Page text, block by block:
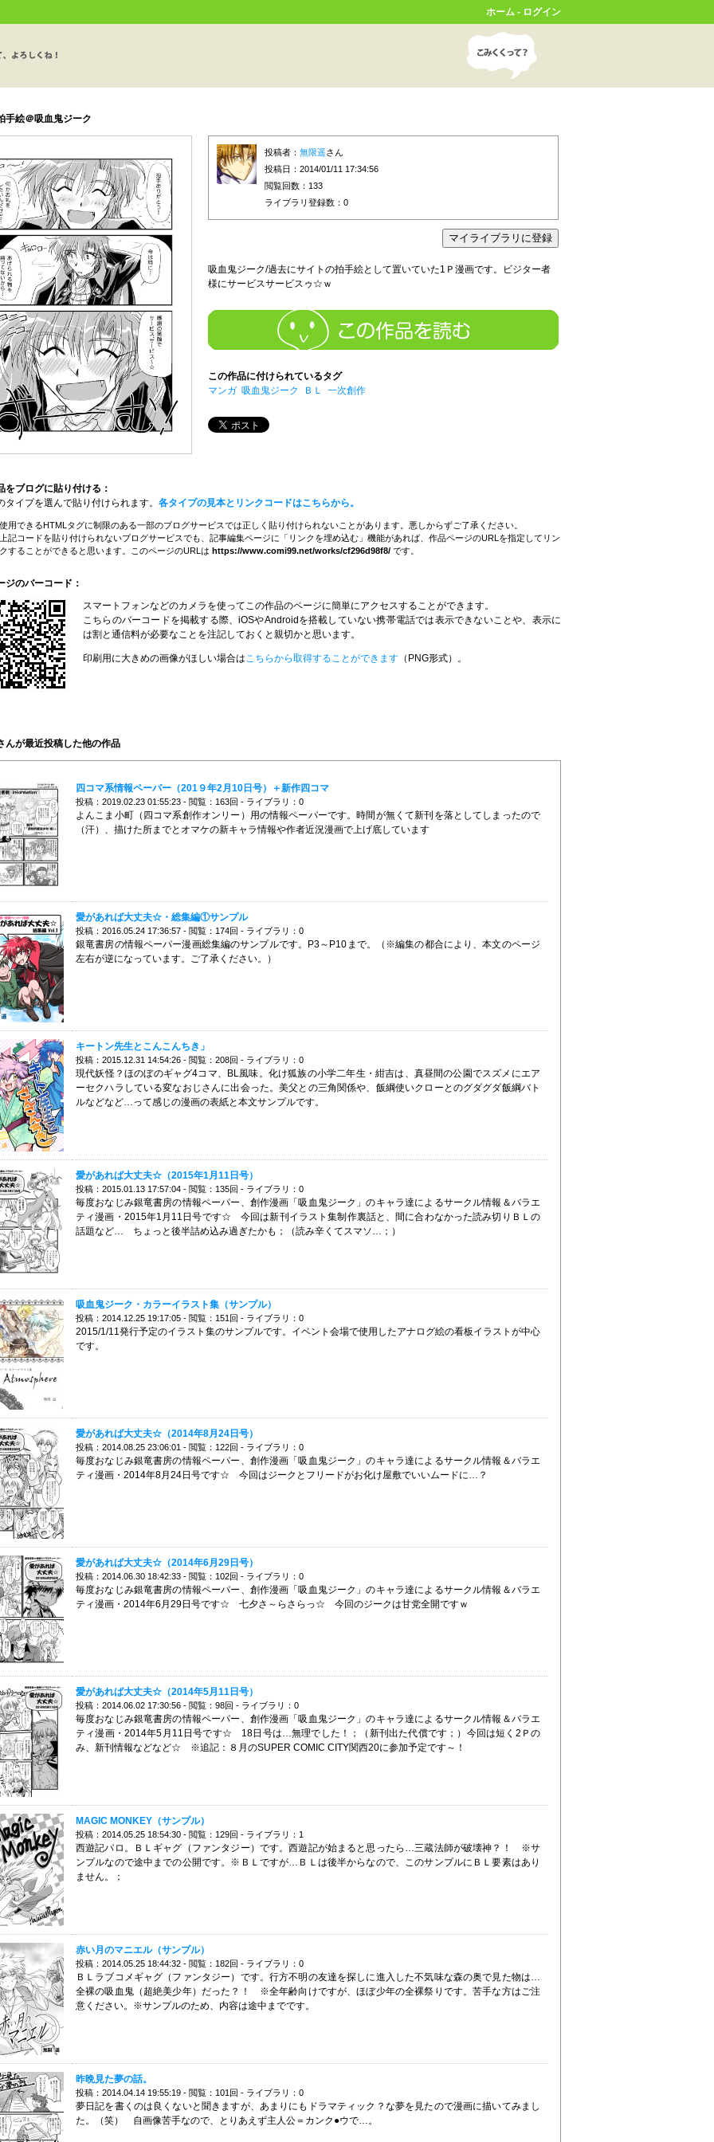
ホーム - ログイン
手絵＠吸血鬼ジーク
投稿者： 無限遥さん
投稿日：2014/01/11 17:34:56
閲覧回数：133
ライブラリ登録数： 0
吸血鬼ジーク/過去にサイトの拍手絵として置いていた1Ｐ漫画です。ビジター者
様にサービスサービスゥ☆ｗ
この作品に付けられているタグ
マンガ 吸血鬼ジーク ＢＬ 一次創作
をブログに貼り付ける：
タイプを選んで貼り付けられます。 各タイプの見本とリンクコードはこちらから。
使用できるHTMLタグに制限のある一部のブログサービスでは正しく貼り付けられないことがあります。悪しからずご了承ください。
上記コードを貼り付けられないブログサービスでも、記事編集ページに「リンクを埋め込む」機能があれば、作品ページのURLを指定してリン
クすることができると思います。このページのURLは https://www.comi99.net/works/cf296d98f8/ です。
ジのバーコード：
スマートフォンなどのカメラを使ってこの作品のページに簡単にアクセスすることができます。
こちらのバーコードを掲載する際、iOSやAndroidを搭載していない携帯電話では表示できないことや、表示に
は割と通信料が必要なことを注記しておくと親切かと思います。
印刷用に大きめの画像がほしい場合は こちらから取得することができます （PNG形式）。
んが最近投稿した他の作品
四コマ系情報ペーパー（201９年2月10日号）＋新作四コマ
投稿：2019.02.23 01:55:23 - 閲覧：163回 - ライブラリ：0
よんこま小町（四コマ系創作オンリー）用の情報ペーパーです。時間が無くて新刊を落としてしまったので
（汗）、描けた所までとオマケの新キャラ情報や作者近況漫画で上げ底しています
愛があれば大丈夫☆・総集編①サンプル
投稿：2016.05.24 17:36:57 - 閲覧：174回 - ライブラリ：0
銀竜書房の情報ペーパー漫画総集編のサンプルです。P3～P10まで。（※編集の都合により、本文のページ
左右が逆になっています。ご了承ください。）
キートン先生とこんこんちき」
投稿：2015.12.31 14:54:26 - 閲覧：208回 - ライブラリ：0
現代妖怪？ほのぼのギャグ4コマ、BL風味。化け狐族の小学二年生・紺吉は、真昼間の公園でスズメにエア
ーセクハラしている変なおじさんに出会った。美父との三角関係や、飯綱使いクローとのグダグダ飯綱バト
ルなどなど…って感じの漫画の表紙と本文サンプルです。
愛があれば大丈夫☆（2015年1月11日号）
投稿：2015.01.13 17:57:04 - 閲覧：135回 - ライブラリ：0
毎度おなじみ銀竜書房の情報ペーパー、創作漫画「吸血鬼ジーク」のキャラ達によるサークル情報＆バラエ
ティ漫画・2015年1月11日号です☆ 今回は新刊イラスト集制作裏話と、間に合わなかった読み切りＢＬの
話題など… ちょっと後半詰め込み過ぎたかも；（読み辛くてスマソ…；）
吸血鬼ジーク・カラーイラスト集（サンプル）
投稿：2014.12.25 19:17:05 - 閲覧：151回 - ライブラリ：0
2015/1/11発行予定のイラスト集のサンプルです。イベント会場で使用したアナログ絵の看板イラストが中心
です。
愛があれば大丈夫☆（2014年8月24日号）
投稿：2014.08.25 23:06:01 - 閲覧：122回 - ライブラリ：0
毎度おなじみ銀竜書房の情報ペーパー、創作漫画「吸血鬼ジーク」のキャラ達によるサークル情報＆バラエ
ティ漫画・2014年8月24日号です☆ 今回はジークとフリードがお化け屋敷でいいムードに…？
愛があれば大丈夫☆（2014年6月29日号）
投稿：2014.06.30 18:42:33 - 閲覧：102回 - ライブラリ：0
毎度おなじみ銀竜書房の情報ペーパー、創作漫画「吸血鬼ジーク」のキャラ達によるサークル情報＆バラエ
ティ漫画・2014年6月29日号です☆ 七夕さ～らさらっ☆ 今回のジークは甘党全開ですｗ
愛があれば大丈夫☆（2014年5月11日号）
投稿：2014.06.02 17:30:56 - 閲覧：98回 - ライブラリ：0
毎度おなじみ銀竜書房の情報ペーパー、創作漫画「吸血鬼ジーク」のキャラ達によるサークル情報＆バラエ
ティ漫画・2014年5月11日号です☆ 18日号は…無理でした！；（新刊出た代償です；）今回は短く2Ｐの
み、新刊情報などなど☆ ※追記：８月のSUPER COMIC CITY関西20に参加予定です～！
MAGIC MONKEY（サンプル）
投稿：2014.05.25 18:54:30 - 閲覧：129回 - ライブラリ：1
西遊記パロ。ＢＬギャグ（ファンタジー）です。西遊記が始まると思ったら…三蔵法師が破壊神？！ ※サ
ンプルなので途中までの公開です。※ＢＬですが…ＢＬは後半からなので、このサンプルにＢＬ要素はあり
ません。；
赤い月のマニエル（サンプル）
投稿：2014.05.25 18:44:32 - 閲覧：182回 - ライブラリ：0
ＢＬラブコメギャグ（ファンタジー）です。行方不明の友達を探しに進入した不気味な森の奥で見た物は…
全裸の吸血鬼（超絶美少年）だった？！ ※全年齢向けですが、ほぼ少年の全裸祭りです。苦手な方はご注
意ください。※サンプルのため、内容は途中までです。
昨晩見た夢の話。
投稿：2014.04.14 19:55:19 - 閲覧：101回 - ライブラリ：0
夢日記を書くのは良くないと聞きますが、あまりにもドラマティック？な夢を見たので漫画に描いてみまし
た。（笑） 自画像苦手なので、とりあえず主人公＝カンク●ウで…。